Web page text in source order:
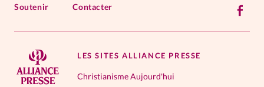
Soutenir Contacter
LES SITES ALLIANCE PRESSE
Christianisme Aujourd'hui